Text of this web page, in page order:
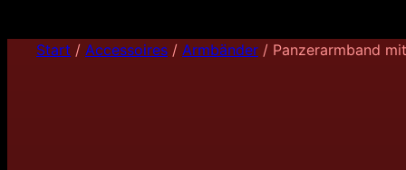
Start / Accessoires / Armbänder / Panzerarmband